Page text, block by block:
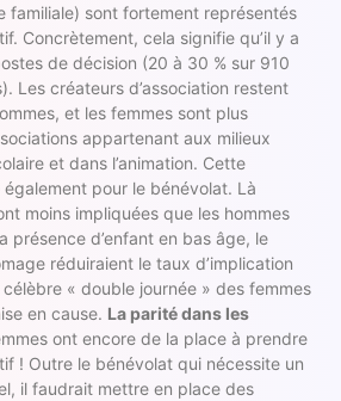
familiale) sont fortement représentés
Concrètement, cela signifie qu’il y a
de décision (20 à 30 % sur 910
Les créateurs d’association restent
et les femmes sont plus
appartenant aux milieux
et dans l’animation. Cette
pour le bénévolat. Là
moins impliquées que les hommes
présence d’enfant en bas âge, le
réduiraient le taux d’implication
« double journée » des femmes
en cause. La parité dans les
ont encore de la place à prendre
! Outre le bénévolat qui nécessite un
il faudrait mettre en place des